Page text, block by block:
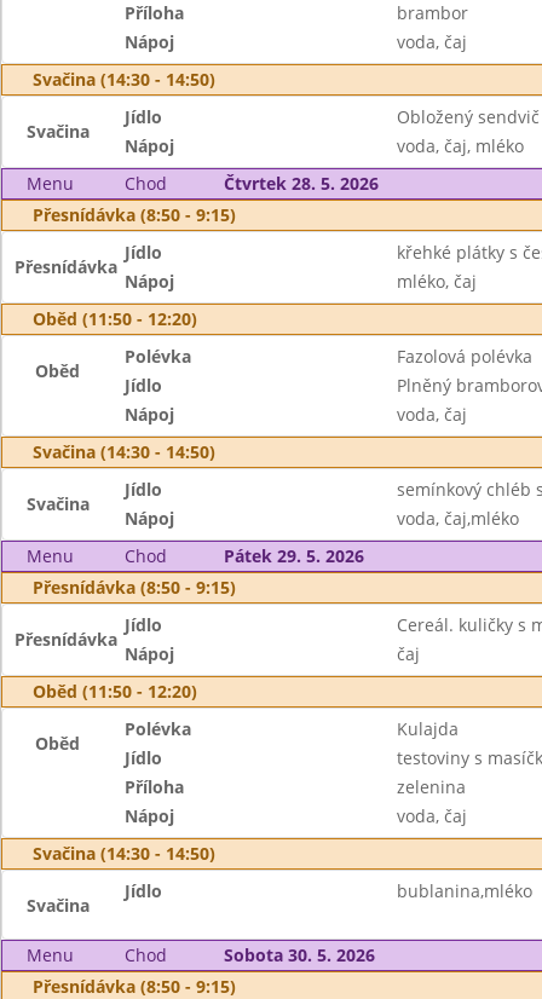
Příloha
brambor
Nápoj
voda, čaj
Svačina (14:30 - 14:50)
Svačina
Jídlo
Obložený
Nápoj
voda, čaj, mléko
Menu
Chod
Čtvrtek 28. 5. 2026
Přesnídávka (8:50 - 9:15)
Přesnídávka
Jídlo
křehké plátky s
Nápoj
mléko, čaj
Oběd (11:50 - 12:20)
Oběd
Polévka
Fazolová polévka
Jídlo
Plněný
Nápoj
voda, čaj
Svačina (14:30 - 14:50)
Svačina
Jídlo
semínkový chléb
Nápoj
voda, čaj,mléko
Menu
Chod
Pátek 29. 5. 2026
Přesnídávka (8:50 - 9:15)
Přesnídávka
Jídlo
Cereál. kuličky s
Nápoj
čaj
Oběd (11:50 - 12:20)
Oběd
Polévka
Kulajda
Jídlo
testoviny s
Příloha
zelenina
Nápoj
voda, čaj
Svačina (14:30 - 14:50)
Svačina
Jídlo bublanina,mléko
Menu Chod
Sobota 30. 5. 2026
Přesnídávka (8:50 - 9:15)